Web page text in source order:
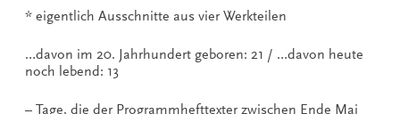
* eigentlich Ausschnitte aus vier Werkteilen
…davon im 20. Jahrhundert geboren: 21 / …davon heute
noch lebend: 13
– Tage, die der Programmhefttexter zwischen Ende Mai